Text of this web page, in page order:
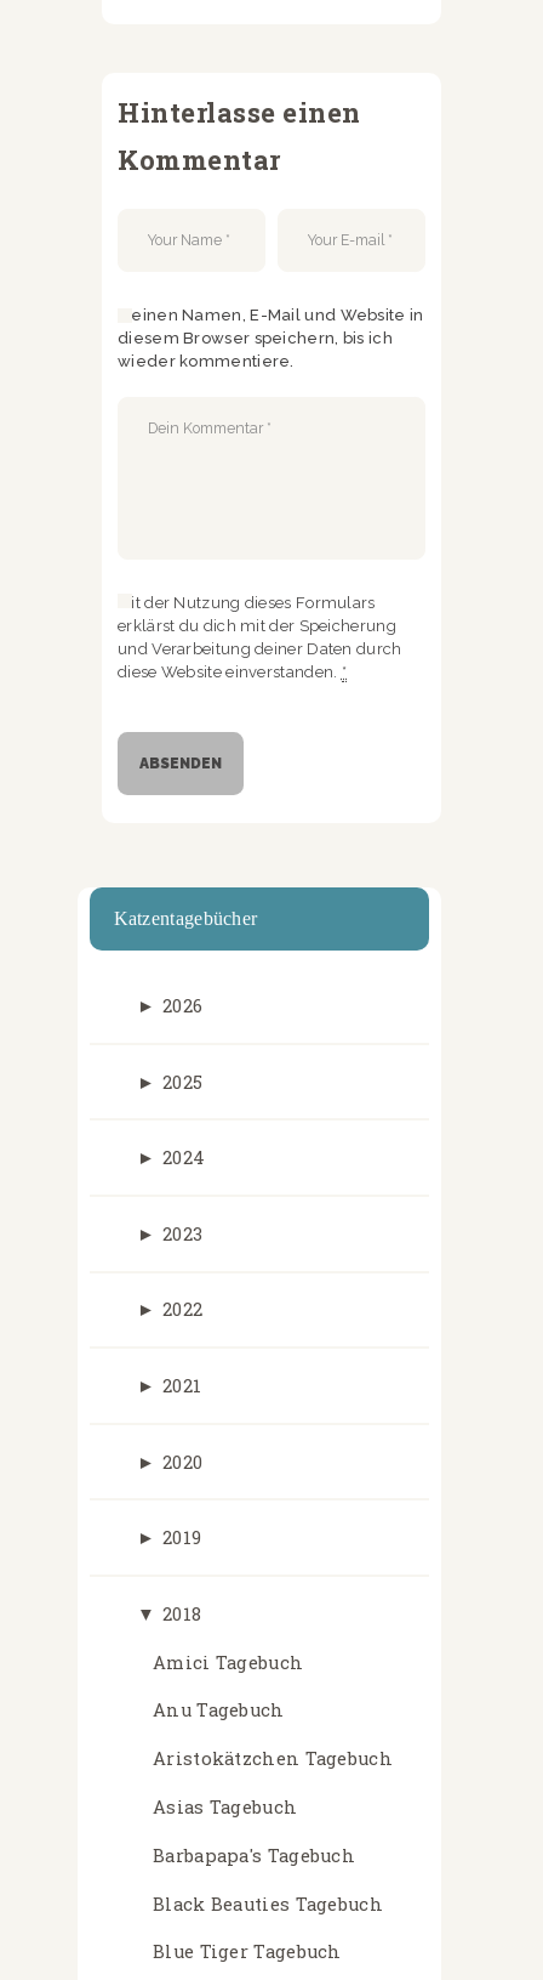
Hinterlasse einen
Kommentar
Meinen Namen, E-Mail und Website in
diesem Browser speichern, bis ich
wieder kommentiere.
Mit der Nutzung dieses Formulars
erklärst du dich mit der Speicherung
und Verarbeitung deiner Daten durch
diese Website einverstanden. *
Katzentagebücher
► 2026
► 2025
► 2024
► 2023
► 2022
► 2021
► 2020
► 2019
▼ 2018
Amici Tagebuch
Anu Tagebuch
Aristokätzchen Tagebuch
Asias Tagebuch
Barbapapa's Tagebuch
Black Beauties Tagebuch
Blue Tiger Tagebuch